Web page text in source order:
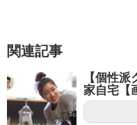
関連記事
【個性
家自宅【